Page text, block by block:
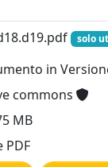
solo
in
commons
MB
PDF